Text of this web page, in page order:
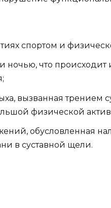
спортом и
что происходит
вызванная трением
физической
обусловленная
в суставной щели.